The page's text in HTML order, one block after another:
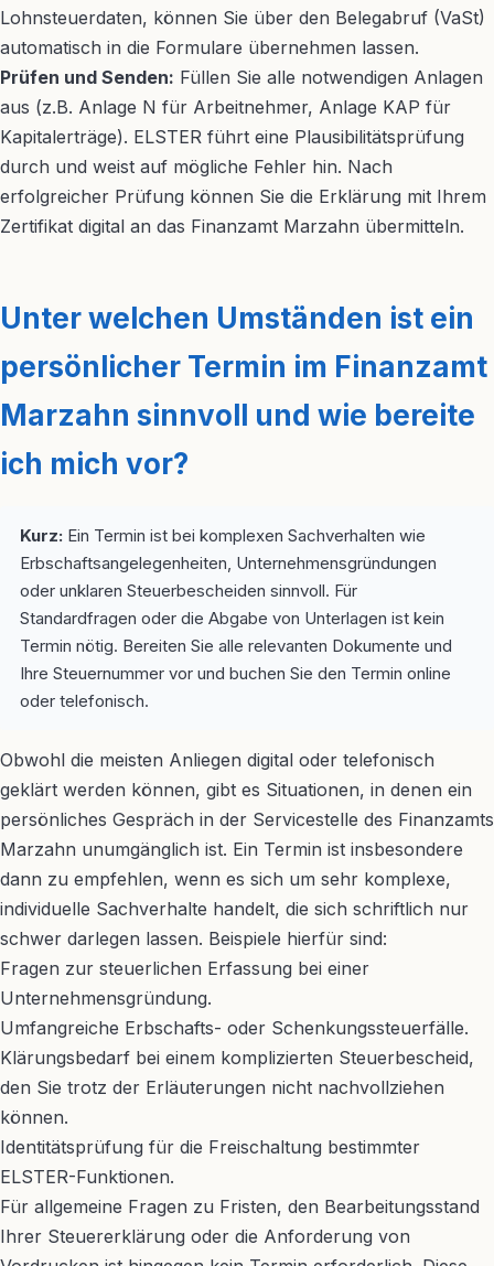
Lohnsteuerdaten, können Sie über den Belegabruf (VaSt)
automatisch in die Formulare übernehmen lassen.
Prüfen und Senden: Füllen Sie alle notwendigen Anlagen
aus (z.B. Anlage N für Arbeitnehmer, Anlage KAP für
Kapitalerträge). ELSTER führt eine Plausibilitätsprüfung
durch und weist auf mögliche Fehler hin. Nach
erfolgreicher Prüfung können Sie die Erklärung mit Ihrem
Zertifikat digital an das Finanzamt Marzahn übermitteln.
Unter welchen Umständen ist ein
persönlicher Termin im Finanzamt
Marzahn sinnvoll und wie bereite
ich mich vor?
Kurz: Ein Termin ist bei komplexen Sachverhalten wie
Erbschaftsangelegenheiten, Unternehmensgründungen
oder unklaren Steuerbescheiden sinnvoll. Für
Standardfragen oder die Abgabe von Unterlagen ist kein
Termin nötig. Bereiten Sie alle relevanten Dokumente und
Ihre Steuernummer vor und buchen Sie den Termin online
oder telefonisch.
Obwohl die meisten Anliegen digital oder telefonisch
geklärt werden können, gibt es Situationen, in denen ein
persönliches Gespräch in der Servicestelle des Finanzamts
Marzahn unumgänglich ist. Ein Termin ist insbesondere
dann zu empfehlen, wenn es sich um sehr komplexe,
individuelle Sachverhalte handelt, die sich schriftlich nur
schwer darlegen lassen. Beispiele hierfür sind:
Fragen zur steuerlichen Erfassung bei einer
Unternehmensgründung.
Umfangreiche Erbschafts- oder Schenkungssteuerfälle.
Klärungsbedarf bei einem komplizierten Steuerbescheid,
den Sie trotz der Erläuterungen nicht nachvollziehen
können.
Identitätsprüfung für die Freischaltung bestimmter
ELSTER-Funktionen.
Für allgemeine Fragen zu Fristen, den Bearbeitungsstand
Ihrer Steuererklärung oder die Anforderung von